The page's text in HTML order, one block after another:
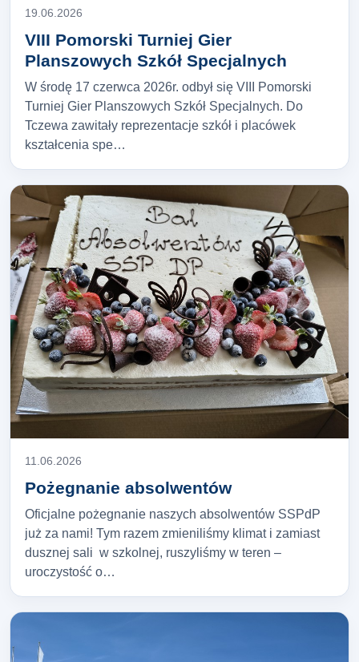
19.06.2026
VIII Pomorski Turniej Gier
Planszowych Szkół Specjalnych
W środę 17 czerwca 2026r. odbył się VIII Pomorski
Turniej Gier Planszowych Szkół Specjalnych. Do
Tczewa zawitały reprezentacje szkół i placówek
kształcenia spe…
11.06.2026
Pożegnanie absolwentów
Oficjalne pożegnanie naszych absolwentów SSPdP
już za nami! Tym razem zmieniliśmy klimat i zamiast
dusznej sali w szkolnej, ruszyliśmy w teren –
uroczystość o…